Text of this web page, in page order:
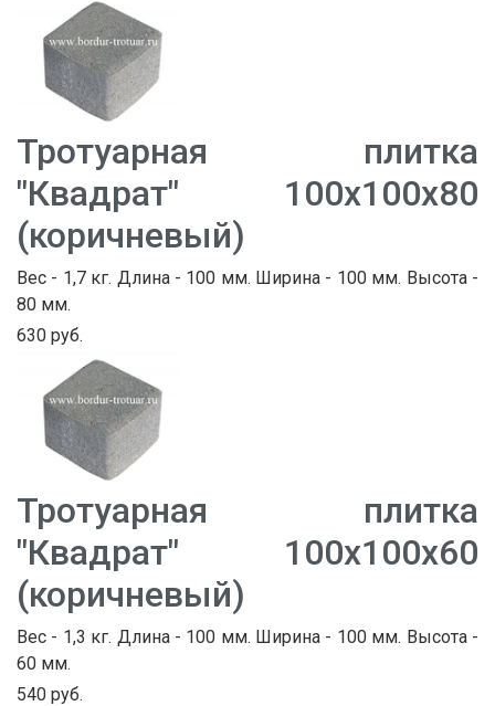
Тротуарная плитка
"Квадрат" 100х100х80
(коричневый)
Вес - 1,7 кг. Длина - 100 мм. Ширина - 100 мм. Высота -
80 мм.
630 руб.
Тротуарная плитка
"Квадрат" 100х100х60
(коричневый)
Вес - 1,3 кг. Длина - 100 мм. Ширина - 100 мм. Высота -
60 мм.
540 руб.